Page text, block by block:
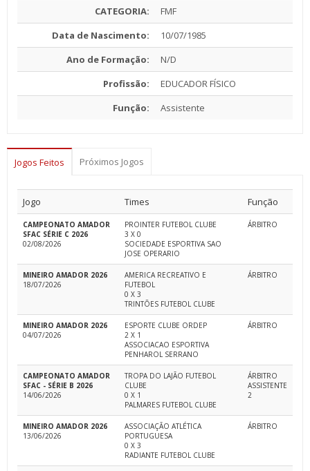
CATEGORIA:
FMF
Data de Nascimento:
10/07/1985
Ano de Formação:
N/D
Profissão:
EDUCADOR FÍSICO
Função:
Assistente
Jogos Feitos Próximos Jogos
Jogo Times Função
CAMPEONATO AMADOR
SFAC SÉRIE C 2026
02/08/2026
PROINTER FUTEBOL CLUBE
3 X 0
SOCIEDADE ESPORTIVA SAO
JOSE OPERARIO
ÁRBITRO
MINEIRO AMADOR 2026
18/07/2026
AMERICA RECREATIVO E
FUTEBOL
0 X 3
TRINTÕES FUTEBOL CLUBE
ÁRBITRO
MINEIRO AMADOR 2026
04/07/2026
ESPORTE CLUBE ORDEP
2 X 1
ASSOCIACAO ESPORTIVA
PENHAROL SERRANO
ÁRBITRO
CAMPEONATO AMADOR
SFAC - SÉRIE B 2026
14/06/2026
TROPA DO LAJÃO FUTEBOL
CLUBE
0 X 1
PALMARES FUTEBOL CLUBE
ÁRBITRO
ASSISTENTE
2
MINEIRO AMADOR 2026
13/06/2026
ASSOCIAÇÃO ATLÉTICA
PORTUGUESA
0 X 3
RADIANTE FUTEBOL CLUBE
ÁRBITRO